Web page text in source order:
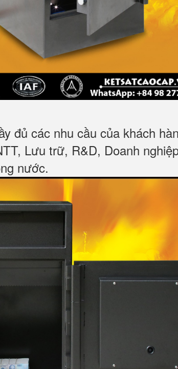
đủ các nhu cầu của khách
Lưu trữ, R&D, Doanh
nước.